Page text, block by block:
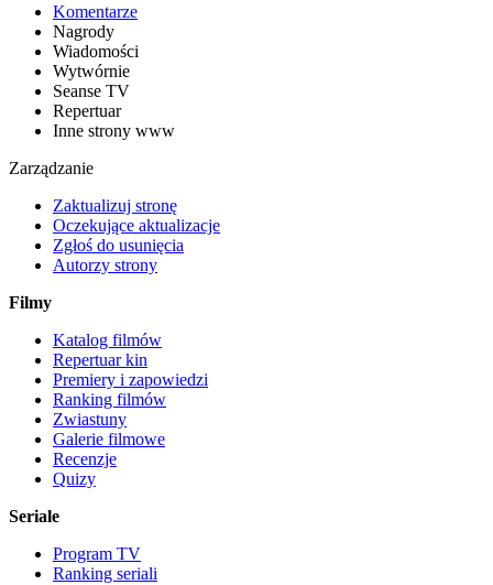
Komentarze
Nagrody
Wiadomości
Wytwórnie
Seanse TV
Repertuar
Inne strony www
Zarządzanie
Zaktualizuj stronę
Oczekujące aktualizacje
Zgłoś do usunięcia
Autorzy strony
Filmy
Katalog filmów
Repertuar kin
Premiery i zapowiedzi
Ranking filmów
Zwiastuny
Galerie filmowe
Recenzje
Quizy
Seriale
Program TV
Ranking seriali